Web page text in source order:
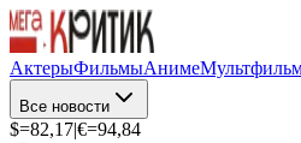
АктерыФильмыАниме
Все новости
$=82,17|€=94,84